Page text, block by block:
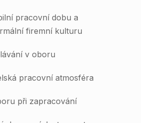
pracovní dobu a
firemní kulturu
v oboru
pracovní atmosféra
při zapracování